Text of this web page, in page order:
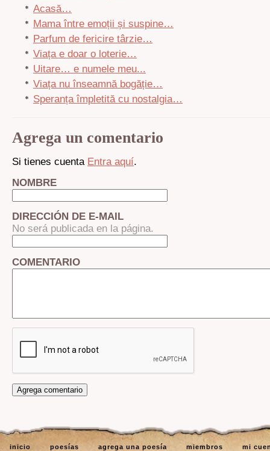
Acasă…
Mama între emoții și suspine…
Parfum de fericire târzie…
Viața e doar o loterie…
Uitare… e numele meu...
Viața nu înseamnă bogăție…
Speranța împletită cu nostalgia…
Agrega un comentario
Si tienes cuenta Entra aquí.
NOMBRE
DIRECCIÓN DE E-MAIL
No será publicada en la página.
COMENTARIO
inicio poesías agrega una poesía miembros mi